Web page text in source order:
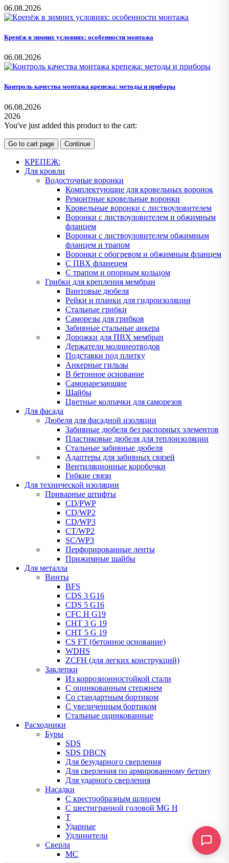
06.08.2026
Крепёж в зимних условиях: особенности монтажа
06.08.2026
Контроль качества монтажа крепежа: методы и приборы
06.08.2026
2026
You've just added this product to the cart:
Go to cart page Continue
КРЕПЕЖ:
Для кровли
Водосточные воронки
Комплектующие для кровельных воронок
Ремонтные кровельные воронки
Кровельные воронки с листвоуловителем
Воронки с листвоуловителем и обжимным
фланцем
Воронки с листвоуловителем обжимным
фланцем и трапом
Воронки с обогревом и обжимным фланцем
С ПВХ фланецем
С трапом и опорным кольцом
Грибки для крепления мембран
Винтовые дюбеля
Рейки и планки для гидроизоляции
Стальные грибки
Саморезы для грибков
Забивные стальные анкера
Дорожки для ПВХ мембран
Держатели молниеотводов
Подставки под плитку
Анкерные гильзы
В бетонное основание
Самонарезающие
Шайбы
Цветные колпачки для саморезов
Для фасада
Дюбеля для фасадной изоляции
Забивные дюбеля без распорных элементов
Пластиковые дюбеля для теплоизоляции
Стальные забивные дюбеля
Адаптеры для забивных связей
Вентиляционные коробочки
Гибкие связи
Для технической изоляции
Приварные штифты
CD/PWP
CD/WP2
CD/WP3
CT/WP2
SC/WP3
Перфорированные ленты
Прижимные шайбы
Для металла
Винты
BFS
CDS 3 G16
CDS 5 G16
CFC H G19
CHT 3 G 19
CHT 5 G 19
CS FT (бетонное основание)
WDHS
ZCFH (для легких конструкций)
Заклепки
Из коррозионностойкой стали
С оцинкованным стержнем
Со стандартным бортиком
С увеличенным бортиком
Стальные оцинкованные
Расходники
Буры
SDS
SDS DBCN
Для безударного сверления
Для сверления по армированному бетону
Для ударного сверления
Насадки
С крестообразным шлицем
С шестигранной головой MG H
T
Ударные
Удлинители
Сверла
МС